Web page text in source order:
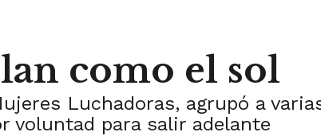
como el sol
Luchadoras, agrupó a
voluntad para salir adelante